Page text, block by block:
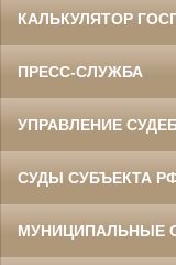
КАЛЬКУЛЯТОР
ПРЕСС-СЛУЖБА
УПРАВЛЕНИЕ
СУДЫ СУБЪЕКТА
МУНИЦИПАЛЬНЫЕ